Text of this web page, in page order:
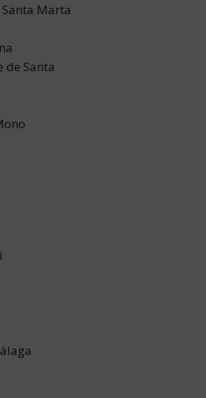
Marta
de Santa